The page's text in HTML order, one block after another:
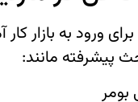
ورود به بازار
پیشرفته مانند: